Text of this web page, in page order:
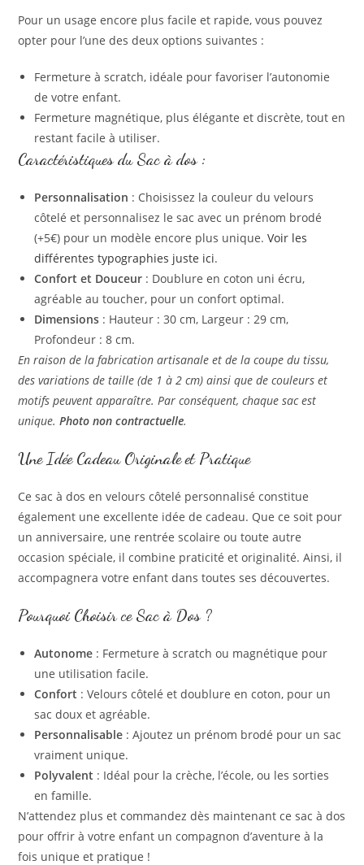
Pour un usage encore plus facile et rapide, vous pouvez
opter pour l’une des deux options suivantes :
Fermeture à scratch, idéale pour favoriser l’autonomie
de votre enfant.
Fermeture magnétique, plus élégante et discrète, tout en
restant facile à utiliser.
Caractéristiques du Sac à dos :
Personnalisation : Choisissez la couleur du velours
côtelé et personnalisez le sac avec un prénom brodé
(+5€) pour un modèle encore plus unique.Voir les
différentes typographies juste ici.
Confort et Douceur : Doublure en coton uni écru,
agréable au toucher, pour un confort optimal.
Dimensions : Hauteur : 30 cm, Largeur : 29 cm,
Profondeur : 8 cm.
En raison de la fabrication artisanale et de la coupe du tissu,
des variations de taille (de 1 à 2 cm) ainsi que de couleurs et
motifs peuvent apparaître. Par conséquent, chaque sac est
unique.Photo non contractuelle.
Une Idée Cadeau Originale et Pratique
Ce sac à dos en velours côtelé personnalisé constitue
également une excellente idée de cadeau. Que ce soit pour
un anniversaire, une rentrée scolaire ou toute autre
occasion spéciale, il combine praticité et originalité. Ainsi, il
accompagnera votre enfant dans toutes ses découvertes.
Pourquoi Choisir ce Sac à Dos ?
Autonome : Fermeture à scratch ou magnétique pour
une utilisation facile.
Confort : Velours côtelé et doublure en coton, pour un
sac doux et agréable.
Personnalisable : Ajoutez un prénom brodé pour un sac
vraiment unique.
Polyvalent : Idéal pour la crèche, l’école, ou les sorties
en famille.
N’attendez plus et commandez dès maintenant ce sac à dos
pour offrir à votre enfant un compagnon d’aventure à la
fois unique et pratique !